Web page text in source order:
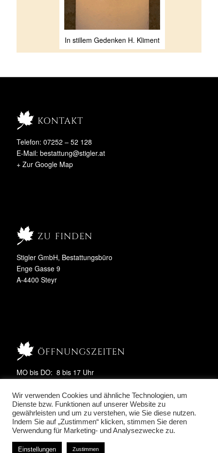
In stillem Gedenken H. Kliment
kontakt
Telefon: 07252 – 52 128
E-Mail: bestattung@stigler.at
+ Zur Google Map
zu finden
Stigler GmbH, Bestattungsbüro
Enge Gasse 9
A-4400 Steyr
öffnungszeiten
MO bis DO: 8 bis 17 Uhr
SA & SO: geschlossen
Wir verwenden Cookies und ähnliche Technologien, um
Dienste bzw. Funktionen auf unserer Website zu
gewährleisten und um zu verstehen, wie Sie diese nutzen.
Indem Sie auf „Zustimmen“ klicken, stimmen Sie deren
Verwendung für Marketing- und Analysezwecke zu.
Einstellungen Zustimmen